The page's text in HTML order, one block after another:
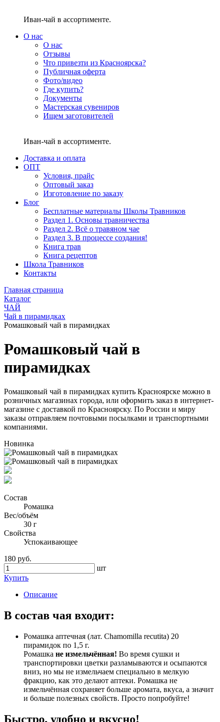
Иван-чай в ассортименте.
О нас
О нас
Отзывы
Что привезти из Красноярска?
Публичная оферта
Фото/видео
Где купить?
Документы
Мастерская сувениров
Ищем заготовителей
Иван-чай в ассортименте.
Доставка и оплата
ОПТ
Условия, прайс
Оптовый заказ
Изготовление по заказу
Блог
Бесплатные материалы Школы Травников
Раздел 1. Основы травничества
Раздел 2. Всё о травяном чае
Раздел 3. В процессе создания!
Книга трав
Книга рецептов
Школа Травников
Контакты
Главная страница
Каталог
ЧАЙ
Чай в пирамидках
Ромашковый чай в пирамидках
Ромашковый чай в
пирамидках
Ромашковый чай в пирамидках купить Красноярске можно в
розничных магазинах города, или оформить заказ в интернет-
магазине с доставкой по Красноярску. По России и миру
заказы отправляем почтовыми посылками и транспортными
компаниями.
Новинка
Состав
Ромашка
Вес/объём
30 г
Свойства
Успокаивающее
180 руб.
шт
Купить
Описание
В состав чая входит:
Ромашка аптечная (лат. Chamomilla recutita) 20
пирамидок по 1,5 г.
Ромашка не измельчённая! Во время сушки и
транспортировки цветки разламываются и осыпаются
вниз, но мы не измельчаем специально в мелкую
фракцию, как это делают аптеки. Ромашка не
измельчённая сохраняет больше аромата, вкуса, а значит
и больше полезных свойств. Просто попробуйте!
Быстро, удобно и вкусно!